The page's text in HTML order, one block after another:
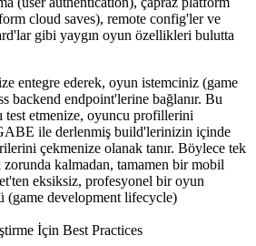
cloud saves), remote config'ler ve
gibi yaygın oyun özellikleri bulutta
entegre ederek, oyun istemciniz (game
backend endpoint'lerine bağlanır. Bu
test etmenize, oyuncu profillerini
ile derlenmiş build'lerinizin içinde
çekmenize olanak tanır. Böylece tek
kalmadan, tamamen bir mobil
eksiksiz, profesyonel bir oyun
(game development lifecycle)
İçin Best Practices